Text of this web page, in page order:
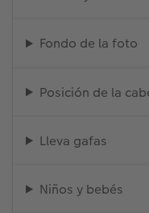
Fondo de la foto
Posición de la
Lleva gafas
Niños y bebés